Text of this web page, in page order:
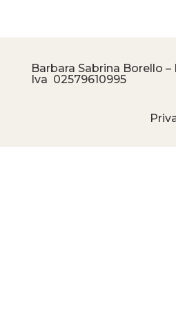
Barbara Sabrina Borello
Iva 02579610995